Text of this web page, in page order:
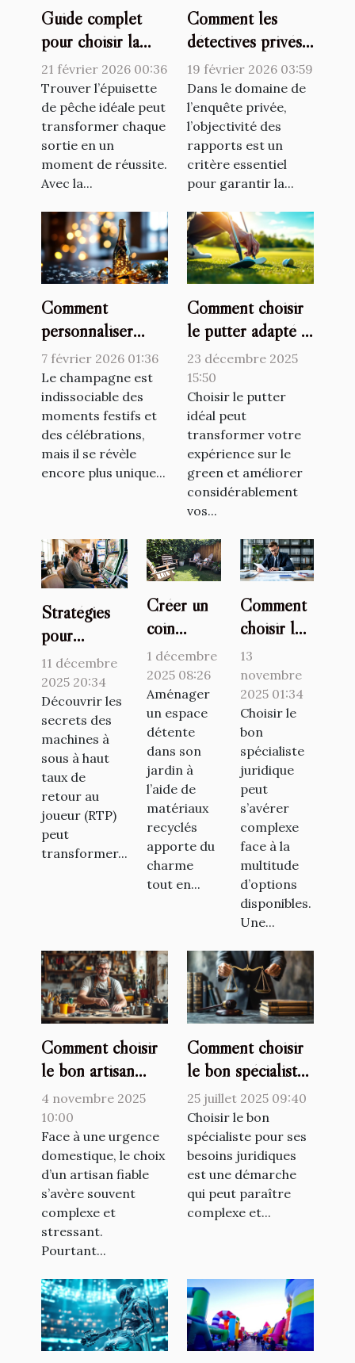
Guide complet
pour choisir la
meilleure
épuisette de
pêche adaptée ?
21 février 2026 00:36
Trouver l’épuisette
de pêche idéale peut
transformer chaque
sortie en un
moment de réussite.
Avec la...
Comment les
détectives privés
assurent-ils
l'objectivité dans
leurs rapports ?
19 février 2026 03:59
Dans le domaine de
l’enquête privée,
l’objectivité des
rapports est un
critère essentiel
pour garantir la...
Comment
personnaliser
votre champagne
pour chaque
occasion ?
7 février 2026 01:36
Le champagne est
indissociable des
moments festifs et
des célébrations,
mais il se révèle
encore plus unique...
Comment choisir
le putter adapté à
votre style de jeu
?
23 décembre 2025
15:50
Choisir le putter
idéal peut
transformer votre
expérience sur le
green et améliorer
considérablement
vos...
Stratégies
pour
identifier et
jouer aux
machines à
sous avec
les meilleurs
RTP
11 décembre
2025 20:34
Découvrir les
secrets des
machines à
sous à haut
taux de
retour au
joueur (RTP)
peut
transformer...
Créer un
coin
relaxant
dans votre
jardin avec
des
matériaux
recyclés
1 décembre
2025 08:26
Aménager
un espace
détente
dans son
jardin à
l’aide de
matériaux
recyclés
apporte du
charme
tout en...
Comment
choisir le
bon
spécialiste
juridique
pour vos
besoins ?
13
novembre
2025 01:34
Choisir le
bon
spécialiste
juridique
peut
s’avérer
complexe
face à la
multitude
d’options
disponibles.
Une...
Comment choisir
le bon artisan
pour vos urgences
domestiques ?
4 novembre 2025
10:00
Face à une urgence
domestique, le choix
d’un artisan fiable
s’avère souvent
complexe et
stressant.
Pourtant...
Comment choisir
le bon spécialiste
pour vos besoins
juridiques ?
25 juillet 2025 09:40
Choisir le bon
spécialiste pour ses
besoins juridiques
est une démarche
qui peut paraître
complexe et...